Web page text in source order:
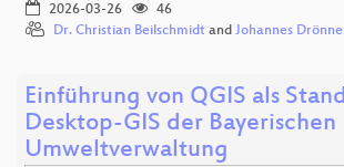
2026-03-26
46
Dr. Christian Beilschmidt and Johannes
Einführung von QGIS als
Desktop-GIS der Bayerischen
Umweltverwaltung